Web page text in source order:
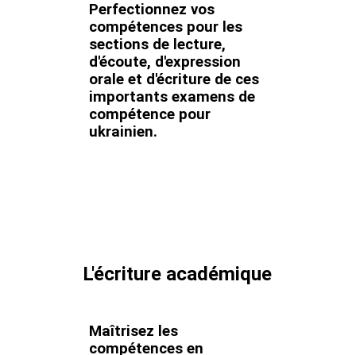
Perfectionnez vos
compétences pour les
sections de lecture,
d'écoute, d'expression
orale et d'écriture de ces
importants examens de
compétence pour
ukrainien.
L'écriture académique
Maîtrisez les
compétences en